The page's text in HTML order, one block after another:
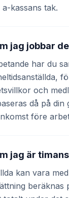
kassans tak.
jag jobbar
har du
och
då på din
före
jag är
kan vara
beräknas